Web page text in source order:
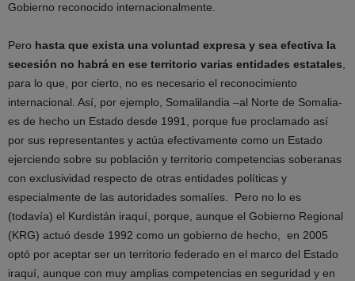
Gobierno reconocido internacionalmente.
Pero hasta que exista una voluntad expresa y sea efectiva la
secesión no habrá en ese territorio varias entidades estatales
para lo que, por cierto, no es necesario el reconocimiento
internacional. Así, por ejemplo, Somalilandia –al Norte de Somalia-
es de hecho un Estado desde 1991, porque fue proclamado así
por sus representantes y actúa efectivamente como un Estado
ejerciendo sobre su población y territorio competencias soberanas
con exclusividad respecto de otras entidades políticas y
especialmente de las autoridades somalíes. Pero no lo es
(todavía) el Kurdistán iraquí, porque, aunque el Gobierno Regional
(KRG) actuó desde 1992 como un gobierno de hecho, en 2005
optó por aceptar ser un territorio federado en el marco del Estado
iraquí, aunque con muy amplias competencias en seguridad y en